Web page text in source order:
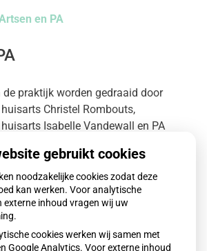
en PA
de praktijk worden gedraaid door
Christel Rombouts,
Isabelle Vandewall en PA
en woensdag werkt Isabelle
donderdag en vrijdag werkt
Onze vaste PA (Physician
praktijkmanager Suzanne Wieser
woensdag en donderdag. De PA is
gebruikt cookies
noodzakelijke cookies zodat deze
kan werken. Voor analytische
externe inhoud vragen wij uw
cookies werken wij samen met
Google Analytics. Voor externe inhoud